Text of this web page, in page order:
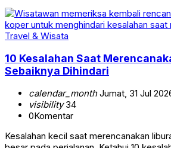
Travel & Wisata
10 Kesalahan Saat
Sebaiknya Dihindari
calendar_monthJumat, 31 Jul
visibility34
0Komentar
Kesalahan kecil saat merencanakan